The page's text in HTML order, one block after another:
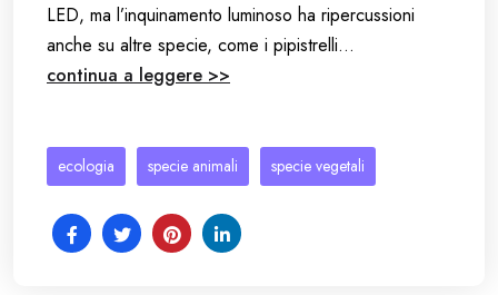
LED, ma l’inquinamento luminoso ha ripercussioni
anche su altre specie, come i pipistrelli…
continua a leggere >>
ecologia specie animali specie vegetali